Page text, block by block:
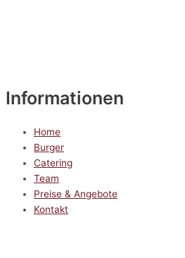
Informationen
Home
Burger
Catering
Team
Preise & Angebote
Kontakt